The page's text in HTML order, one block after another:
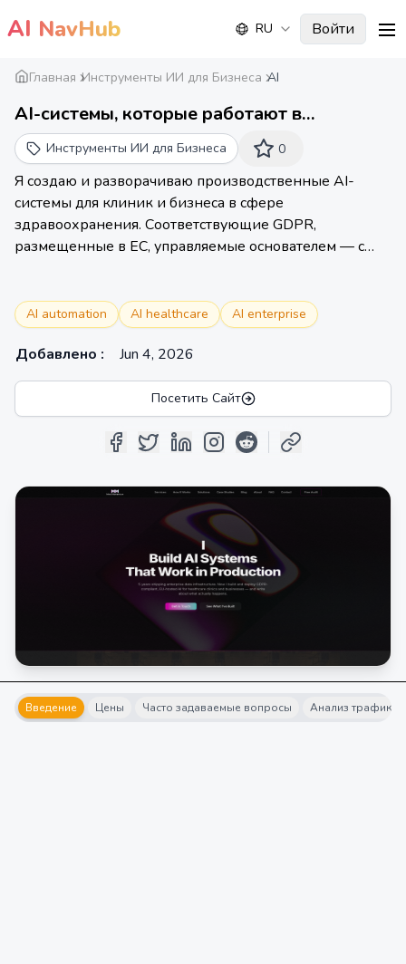
AI NavHub RU Войти
Главная Инструменты ИИ для Бизнеса AI
AI-системы, которые работают в
производстве | Умственный импульс
Инструменты ИИ для Бизнеса 0
Я создаю и разворачиваю производственные AI-
системы для клиник и бизнеса в сфере
здравоохранения. Соответствующие GDPR,
размещенные в ЕС, управляемые основателем — с
AI automation AI healthcare AI enterprise
Добавлено : Jun 4, 2026
Посетить Сайт
Введение Цены Часто задаваемые вопросы Анализ трафика